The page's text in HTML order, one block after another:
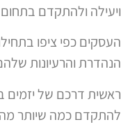
ויעילה ולהתקדם בתחום
העסקים כפי ציפו
הנהדרת והרעיונות
ראשית דרכם של יזמים
להתקדם כמה שיותר